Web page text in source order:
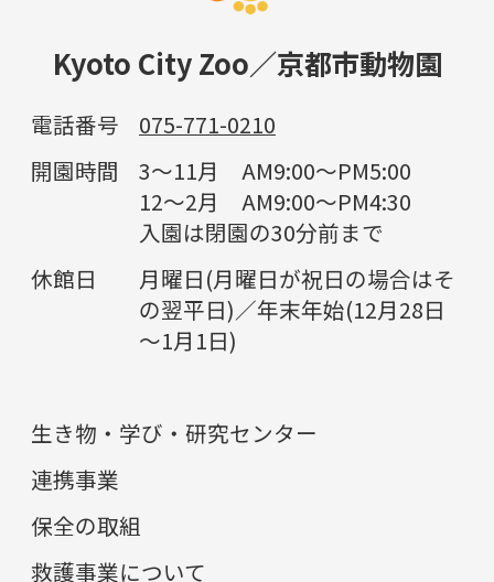
Kyoto City Zoo／京都市動物園
電話番号
075-771-0210
開園時間
3～11月 AM9:00～PM5:00
12～2月 AM9:00～PM4:30
入園は閉園の30分前まで
休館日
月曜日(月曜日が祝日の場合はそ
の翌平日)／年末年始(12月28日
～1月1日)
生き物・学び・研究センター
連携事業
保全の取組
救護事業について